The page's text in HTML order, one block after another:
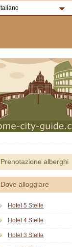
Prenotazione alberghi
Dove alloggiare
Hotel 5 Stelle
Hotel 4 Stelle
Hotel 3 Stelle
Italiano